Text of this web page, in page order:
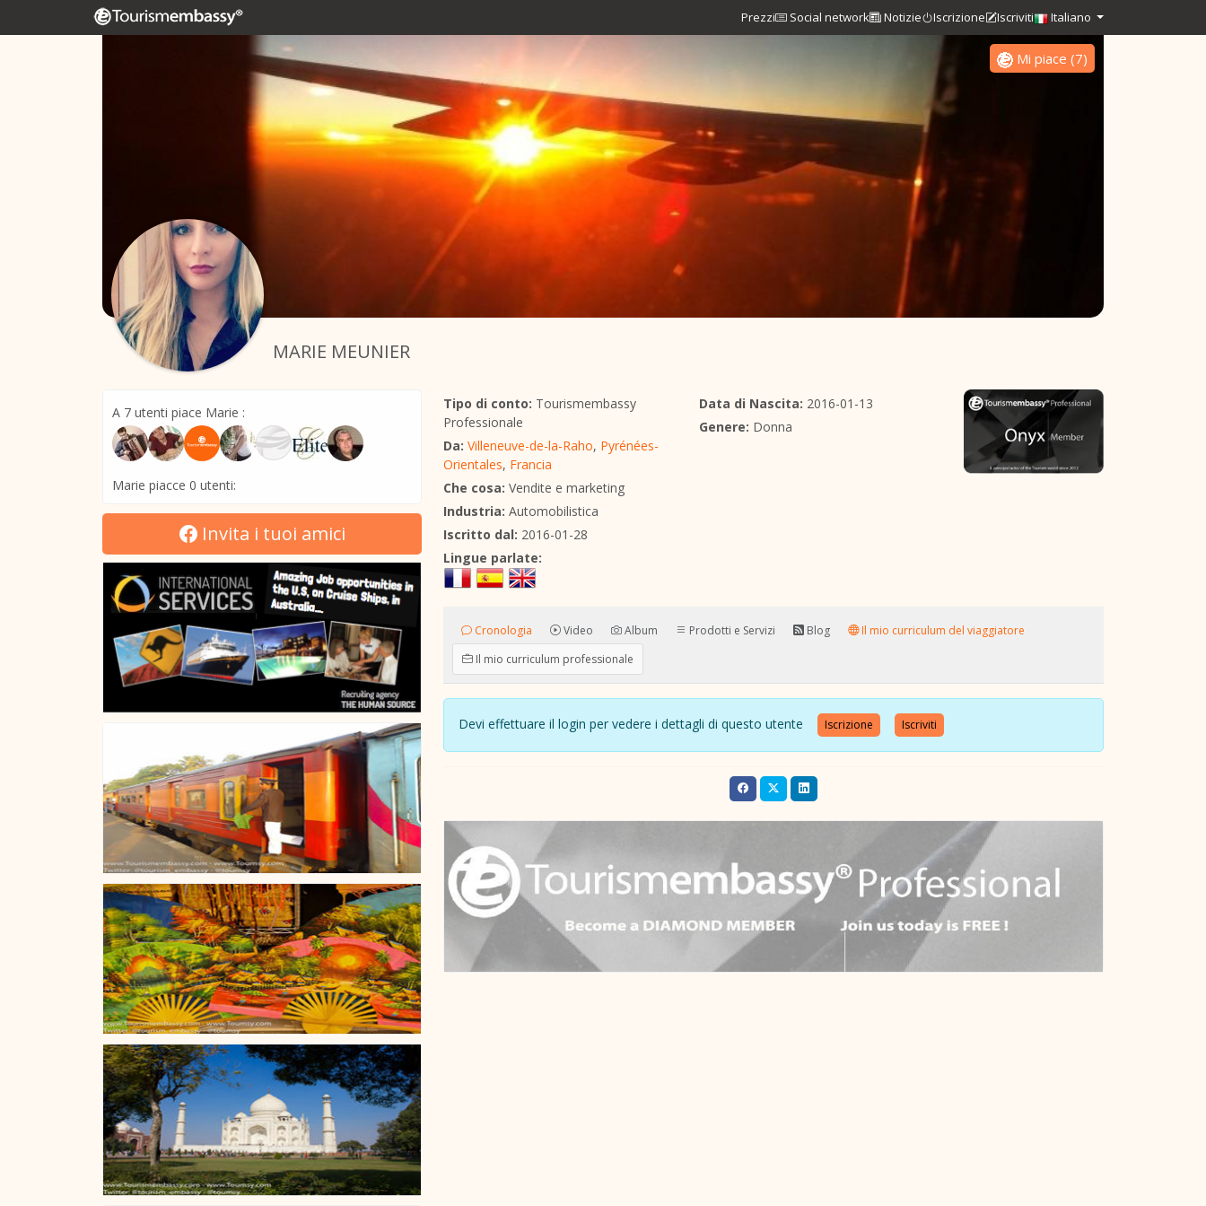
Prezzi Social network Notizie Iscrizione Iscriviti Italiano
MARIE MEUNIER
Mi piace (7)
A 7 utenti piace Marie :
Marie piacce 0 utenti:
Invita i tuoi amici
Tipo di conto: Tourismembassy
Professionale
Da: Villeneuve-de-la-Raho, Pyrénées-
Orientales, Francia
Che cosa: Vendite e marketing
Industria: Automobilistica
Iscritto dal: 2016-01-28
Data di Nascita: 2016-01-13
Genere: Donna
Lingue parlate:
Cronologia Video Album Prodotti e Servizi Blog
Il mio curriculum del viaggiatore
Il mio curriculum professionale
Devi effettuare il login per vedere i dettagli di questo utente Iscrizione Iscriviti